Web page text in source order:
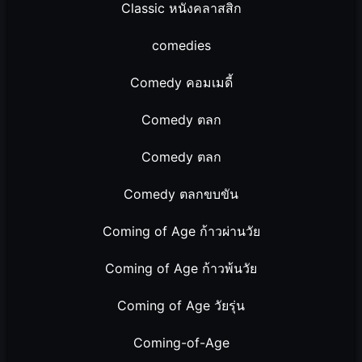
Classic หนังคลาสสิก
comedies
Comedy คอมเมดี้
Comedy ตลก
Comedy ตลก
Comedy ตลกขบขัน
Coming of Age ก้าวผ่านวัย
Coming of Age ก้าวพ้นวัย
Coming of Age วัยรุ่น
Coming-of-Age